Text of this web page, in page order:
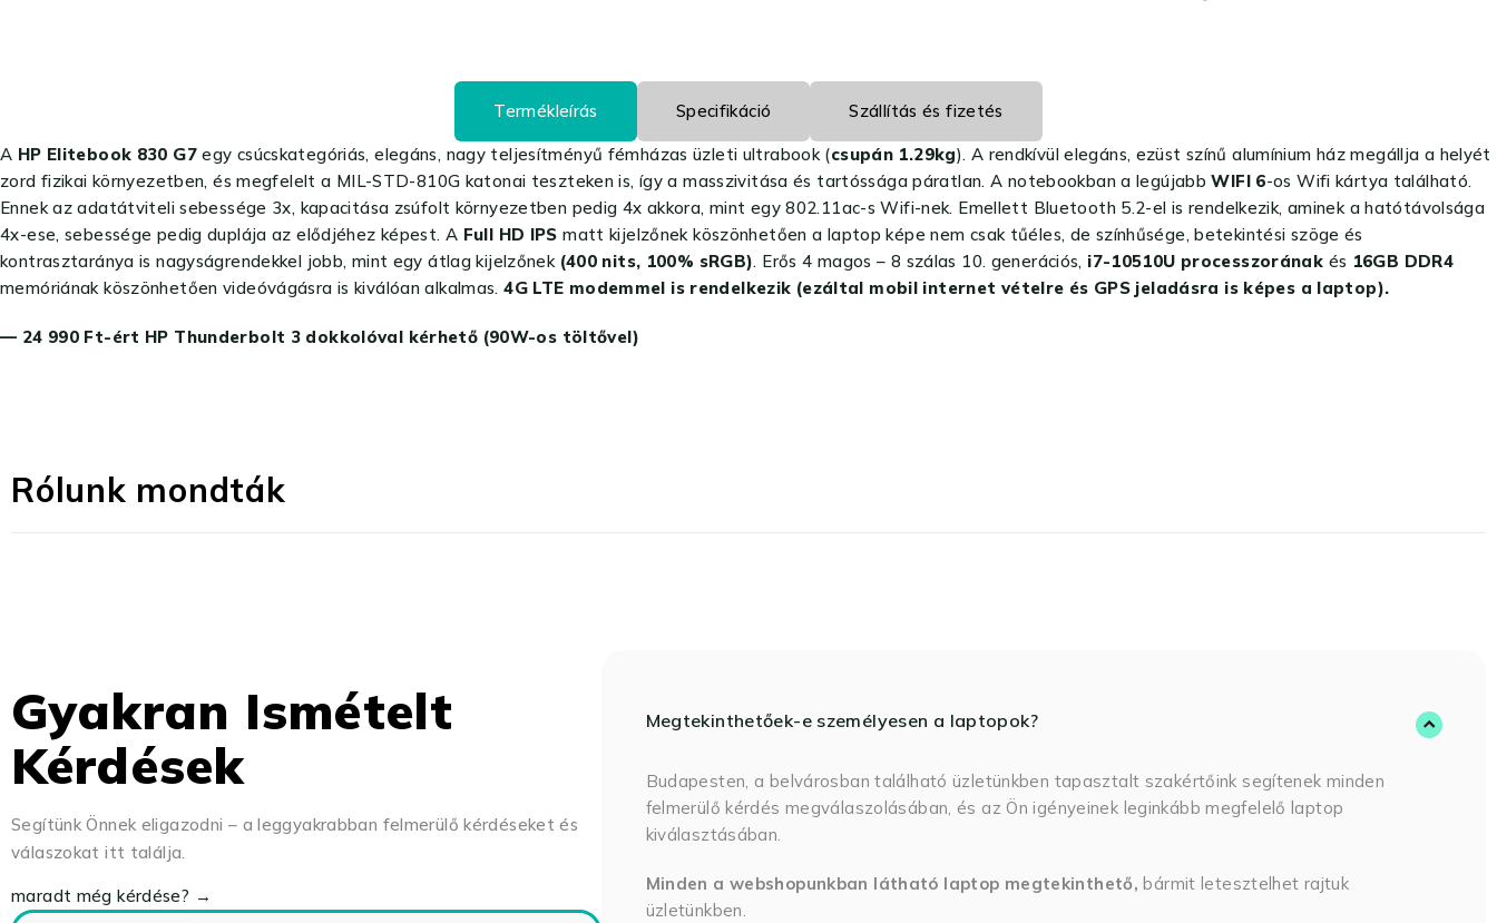
Termékleírás Specifikáció Szállítás és fizetés
A HP Elitebook 830 G7egy csúcskategóriás, elegáns, nagy teljesítményű fémházas üzleti ultrabook (csupán 1.29kg). A rendkívül elegáns, ezüst színű alumínium ház megállja a helyét
zord fizikai környezetben, és megfelelt a MIL-STD-810G katonai teszteken is, így a masszivitása és tartóssága páratlan. A notebookban a legújabbWIFI 6-os Wifi kártya található.
Ennek az adatátviteli sebessége 3x, kapacitása zsúfolt környezetben pedig 4x akkora, mint egy 802.11ac-s Wifi-nek. Emellett Bluetooth 5.2-el is rendelkezik, aminek a hatótávolsága
4x-ese, sebessége pedig duplája az elődjéhez képest. A Full HD IPS matt kijelzőnek köszönhetően a laptop képe nem csak tűéles, de színhűsége, betekintési szöge és
kontrasztaránya is nagyságrendekkel jobb, mint egy átlag kijelzőnek(400 nits, 100% sRGB). Erős 4 magos – 8 szálas 10. generációs, i7-10510U processzorának és 16GB DDR4
memóriának köszönhetően videóvágásra is kiválóan alkalmas.4G LTE modemmel is rendelkezik (ezáltal mobil internet vételre és GPS jeladásra is képes a laptop).
— 24 990 Ft-ért HP Thunderbolt 3 dokkolóval kérhető (90W-os töltővel)
Rólunk mondták
Gyakran Ismételt
Kérdések
Segítünk Önnek eligazodni – a leggyakrabban felmerülő kérdéseket és
válaszokat itt találja.
maradt még kérdése? →
Megtekinthetőek-e személyesen a laptopok?
Budapesten, a belvárosban található üzletünkben tapasztalt szakértőink segítenek minden
felmerülő kérdés megválaszolásában, és az Ön igényeinek leginkább megfelelő laptop
kiválasztásában.
Minden a webshopunkban látható laptop megtekinthető,bármit letesztelhet rajtuk
üzletünkben.